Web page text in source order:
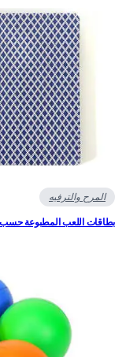
المرح والترفيه
اللعب المطبوعة حسب الطلب